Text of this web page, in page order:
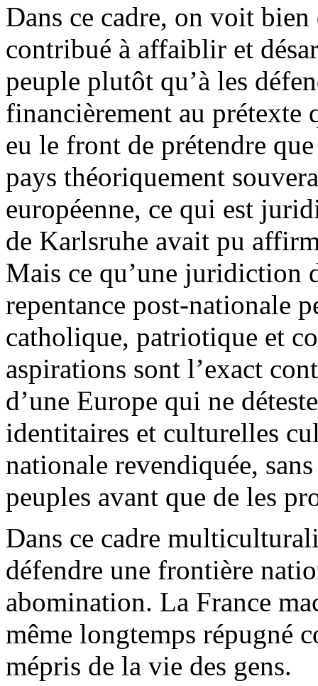
Dans ce cadre, on voit
contribué à affaiblir et
peuple plutôt qu’à les
financièrement au
eu le front de prétendre
pays théoriquement
européenne, ce qui est
de Karlsruhe avait pu
Mais ce qu’une juridiction
repentance post-nationale
catholique, patriotique et
aspirations sont l’exact
d’une Europe qui ne
identitaires et culturelles
nationale revendiquée,
peuples avant que de les
Dans ce cadre
défendre une frontière
abomination. La France
même longtemps répugné
mépris de la vie des gens.